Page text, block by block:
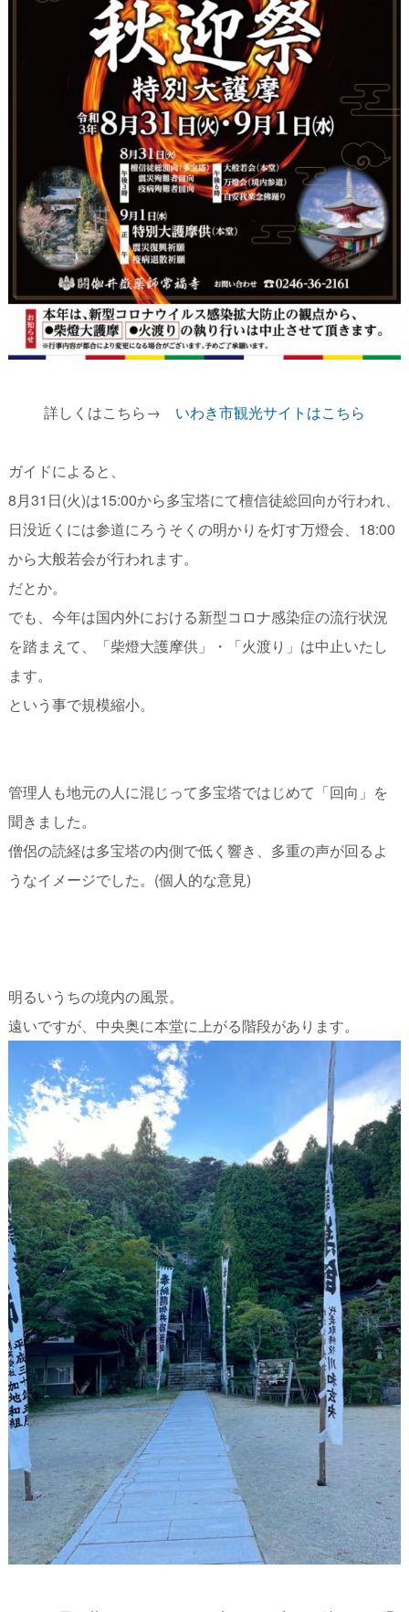
詳しくはこちら→ いわき市観光サイトはこちら
ガイドによると、
8月31日(火)は15:00から多宝塔にて檀信徒総回向が行われ、
日没近くには参道にろうそくの明かりを灯す万燈会、18:00
から大般若会が行われます。
だとか。
でも、今年は国内外における新型コロナ感染症の流行状況
を踏まえて、「柴燈大護摩供」・「火渡り」は中止いたし
ます。
という事で規模縮小。
管理人も地元の人に混じって多宝塔ではじめて「回向」を
聞きました。
僧侶の読経は多宝塔の内側で低く響き、多重の声が回るよ
うなイメージでした。(個人的な意見)
明るいうちの境内の風景。
遠いですが、中央奥に本堂に上がる階段があります。